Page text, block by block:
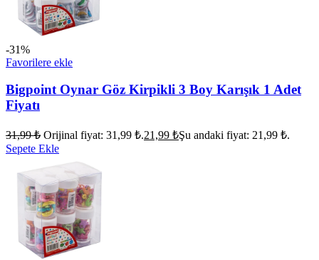
-31%
Favorilere ekle
Bigpoint Oynar Göz Kirpikli 3 Boy Karışık 1 Adet
Fiyatı
31,99₺ Orijinal fiyat: 31,99 ₺.21,99 ₺Şu andaki fiyat: 21,99 ₺.
Sepete Ekle